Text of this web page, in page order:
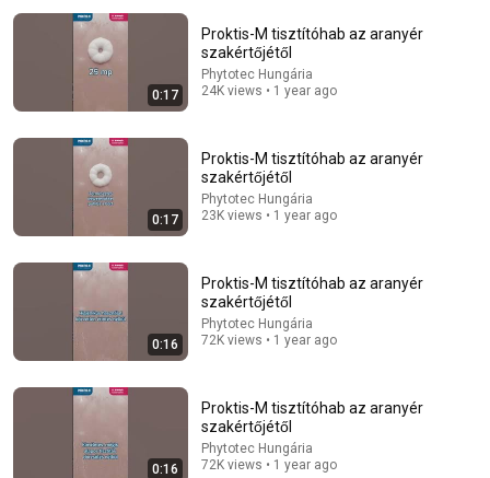
Can Pro Bikers Beat this IMPOSSIBLE Obstacle
Course?
Red Bull Bike • 13M views
0:17
Proktis-M tisztítóhab az aranyér
szakértőjétől
Phytotec Hungária
24K views • 1 year ago
0:17
Proktis-M tisztítóhab az aranyér
szakértőjétől
Phytotec Hungária
23K views • 1 year ago
0:16
Proktis-M tisztítóhab az aranyér
szakértőjétől
Phytotec Hungária
72K views • 1 year ago
0:16
Proktis-M tisztítóhab az aranyér
szakértőjétől
Phytotec Hungária
72K views • 1 year ago